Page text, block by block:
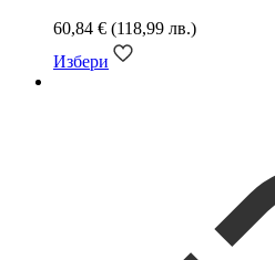
60,84 € (118,99 лв.)
Избери